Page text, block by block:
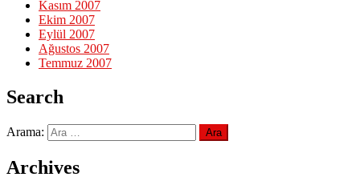
Kasım 2007
Ekim 2007
Eylül 2007
Ağustos 2007
Temmuz 2007
Search
Arama:
Archives